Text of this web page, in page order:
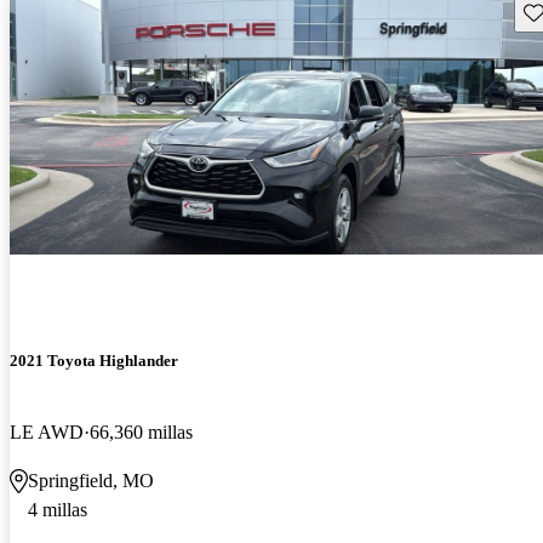
2021 Toyota Highlander
LE AWD 66,360 millas
Springfield, MO
4 millas